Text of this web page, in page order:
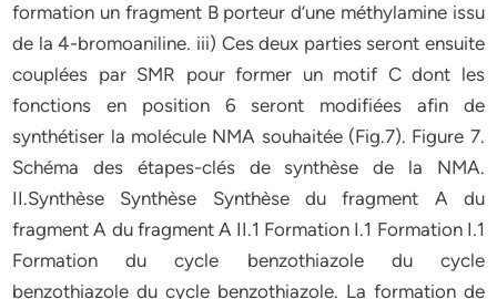
formation un fragment B porteur d’une méthylamine issu
de la 4-bromoaniline. iii) Ces deux parties seront ensuite
couplées par SMR pour former un motif C dont les
fonctions en position 6 seront modifiées afin de
synthétiser la molécule NMA souhaitée (Fig.7). Figure 7.
Schéma des étapes-clés de synthèse de la NMA.
II.Synthèse Synthèse Synthèse du fragment A du
fragment A du fragment A II.1 Formation I.1 Formation I.1
Formation du cycle benzothiazole du cycle
benzothiazole du cycle benzothiazole. La formation de